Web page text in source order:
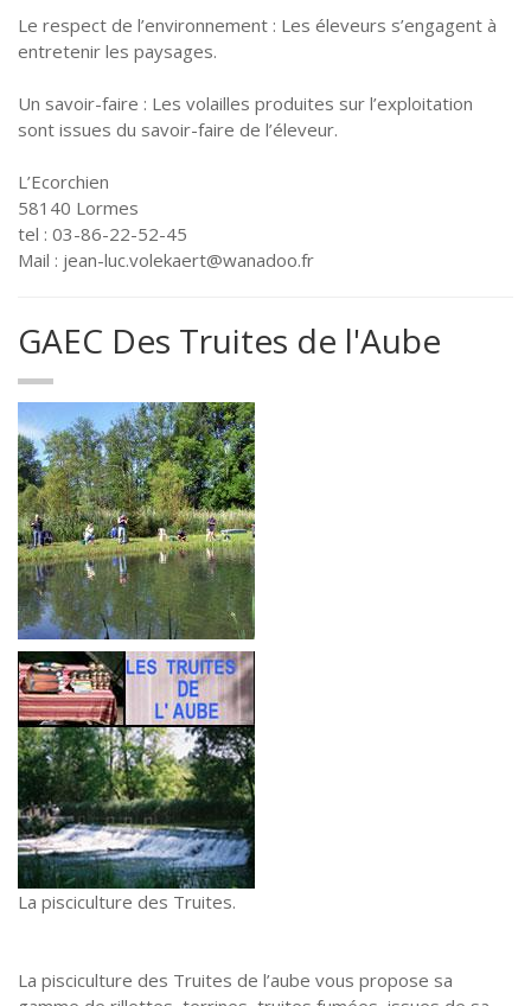
Le respect de l’environnement : Les éleveurs s’engagent à
entretenir les paysages.
Un savoir-faire : Les volailles produites sur l’exploitation
sont issues du savoir-faire de l’éleveur.
L’Ecorchien
58140 Lormes
tel : 03-86-22-52-45
Mail : jean-luc.volekaert@wanadoo.fr
GAEC Des Truites de l'Aube
La pisciculture des Truites.
La pisciculture des Truites de l’aube vous propose sa